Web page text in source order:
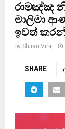
රාමඤ්ඤ
මාලිමා
ඉවත්
by Shiran Viraj
SHARE